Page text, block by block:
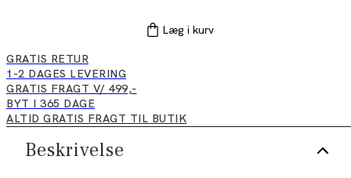
Læg i kurv
GRATIS RETUR
1-2 DAGES LEVERING
GRATIS FRAGT V/ 499,-
BYT I 365 DAGE
ALTID GRATIS FRAGT TIL BUTIK
Beskrivelse